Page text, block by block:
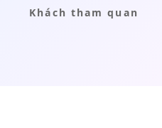
Khách tham quan